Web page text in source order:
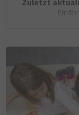
Zuletzt